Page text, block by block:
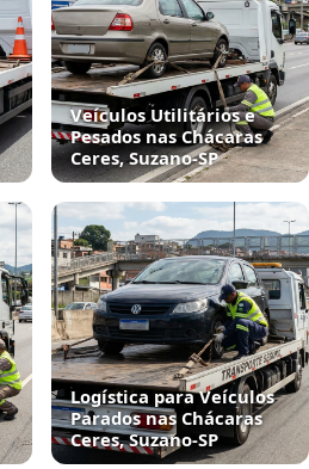
Veículos Utilitários e
Pesados nas Chácaras
Ceres, Suzano‑SP
Logística para Veículos
Parados nas Chácaras
Ceres, Suzano‑SP